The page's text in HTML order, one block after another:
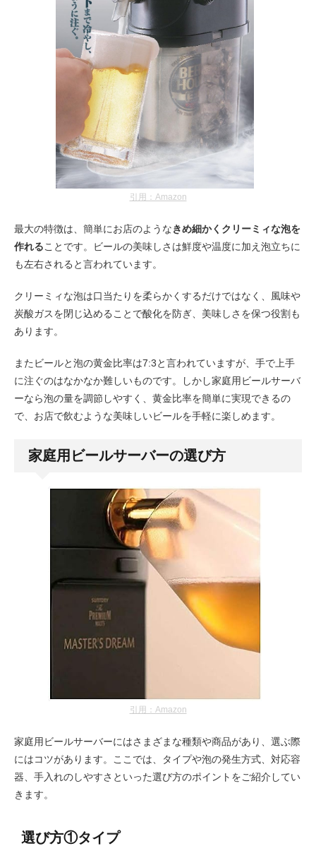
引用：Amazon
最大の特徴は、簡単にお店のようなきめ細かくクリーミィな泡を
作れることです。ビールの美味しさは鮮度や温度に加え泡立ちに
も左右されると言われています。
クリーミィな泡は口当たりを柔らかくするだけではなく、風味や
炭酸ガスを閉じ込めることで酸化を防ぎ、美味しさを保つ役割も
あります。
またビールと泡の黄金比率は7:3と言われていますが、手で上手
に注ぐのはなかなか難しいものです。しかし家庭用ビールサーバ
ーなら泡の量を調節しやすく、黄金比率を簡単に実現できるの
で、お店で飲むような美味しいビールを手軽に楽しめます。
家庭用ビールサーバーの選び方
引用：Amazon
家庭用ビールサーバーにはさまざまな種類や商品があり、選ぶ際
にはコツがあります。ここでは、タイプや泡の発生方式、対応容
器、手入れのしやすさといった選び方のポイントをご紹介してい
きます。
選び方①タイプ